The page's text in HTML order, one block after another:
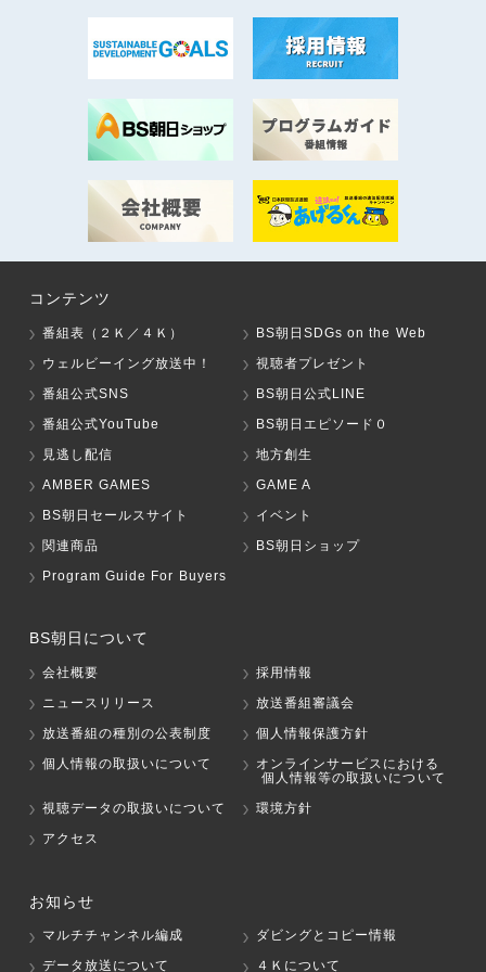
コンテンツ
番組表（２Ｋ／４Ｋ）
BS朝日SDGs on the Web
ウェルビーイング放送中！
視聴者プレゼント
番組公式SNS
BS朝日公式LINE
番組公式YouTube
BS朝日エピソード０
見逃し配信
地方創生
AMBER GAMES
GAME A
BS朝日セールスサイト
イベント
関連商品
BS朝日ショップ
Program Guide For Buyers
BS朝日について
会社概要
採用情報
ニュースリリース
放送番組審議会
放送番組の種別の公表制度
個人情報保護方針
個人情報の取扱いについて
オンラインサービスにおける
個人情報等の取扱いについて
視聴データの取扱いについて
環境方針
アクセス
お知らせ
マルチチャンネル編成
ダビングとコピー情報
データ放送について
４Ｋについて